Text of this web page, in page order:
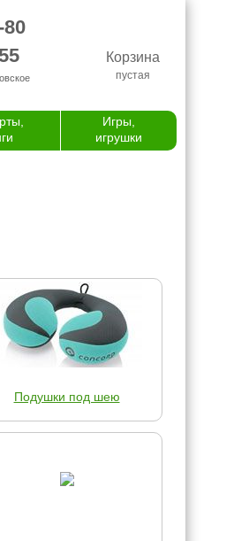
80
Корзина
пустая
Игры,
игрушки
Подушки под шею